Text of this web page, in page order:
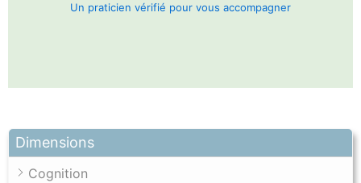
Dimensions
Cognition
Un praticien vérifié pour vous accompagner